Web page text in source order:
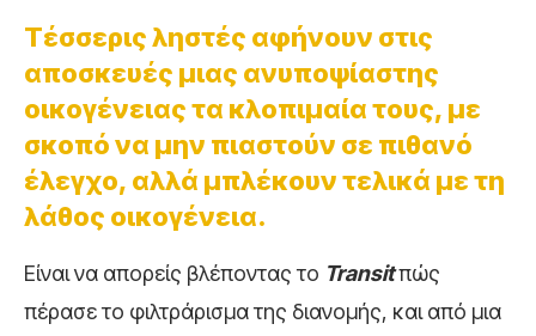
Τέσσερις ληστές αφήνουν στις
αποσκευές μιας ανυποψίαστης
οικογένειας τα κλοπιμαία τους, με
σκοπό να μην πιαστούν σε πιθανό
έλεγχο, αλλά μπλέκουν τελικά με τη
λάθος οικογένεια.
Είναι να απορείς βλέποντας το Transitπώς
πέρασε το φιλτράρισμα της διανομής, και από μια